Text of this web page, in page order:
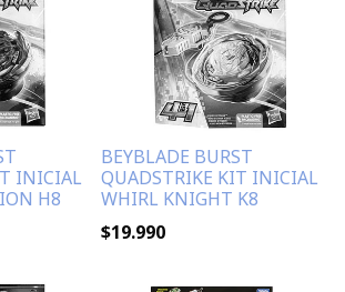
INICIAL
H8
BEYBLADE BURST
QUADSTRIKE KIT INICIAL
WHIRL KNIGHT K8
$19.990